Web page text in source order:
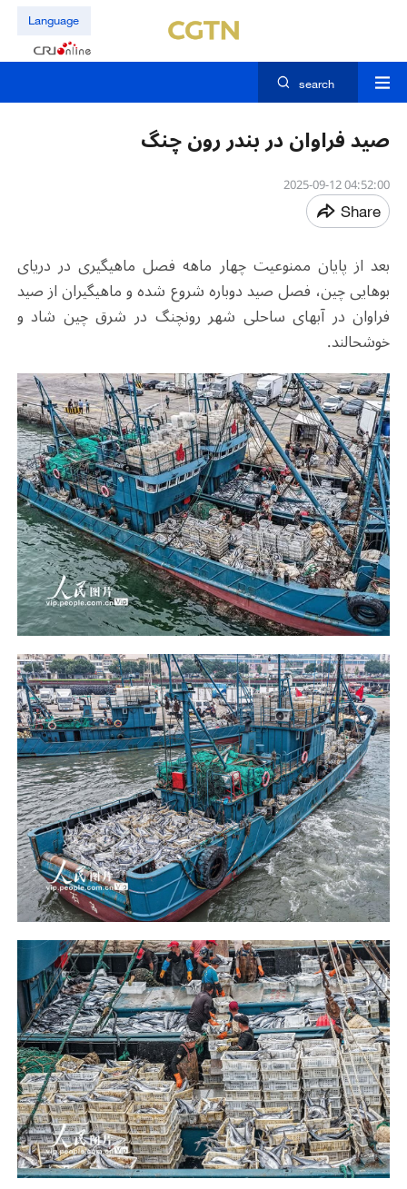
Language
search
صید فراوان در بندر رون چنگ
04:52:00 2025-09-12
Share
بعد از پایان ممنوعیت چهار ماهه فصل ماهیگیری در دریای
بوهایی چین، فصل صید دوباره شروع شده و ماهیگیران از صید
فراوان در آبهای ساحلی شهر رونچنگ در شرق چین شاد و
خوشحالند.